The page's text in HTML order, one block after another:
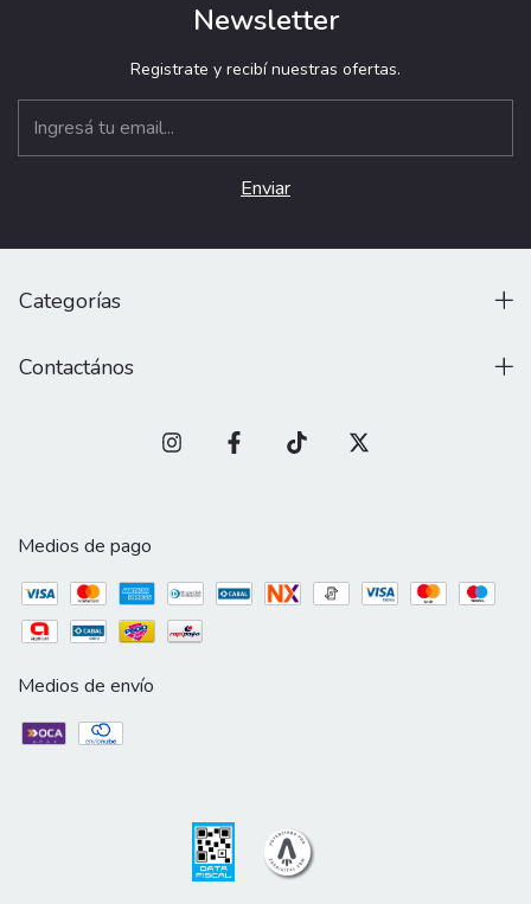
Newsletter
Registrate y recibí nuestras ofertas.
Categorías
Contactános
Medios de pago
Medios de envío